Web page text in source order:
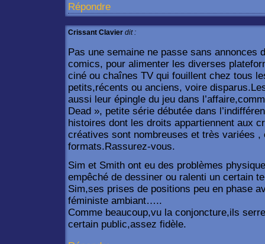
Répondre
Crissant Clavier dit :
Pas une semaine ne passe sans annonces
comics, pour alimenter les diverses
ciné ou chaînes TV qui fouillent chez tous
petits,récents ou anciens, voire
aussi leur épingle du jeu dans
Dead », petite série débutée dans
histoires dont les droits appartiennent aux
créatives sont nombreuses et très variées ,
formats.Rassurez-vous.
Sim et Smith ont eu des problèmes
empêché de dessiner ou ralenti un certain
Sim,ses prises de positions peu en phase
féministe ambiant…..
Comme beaucoup,vu la conjoncture,ils
certain public,assez fidèle.